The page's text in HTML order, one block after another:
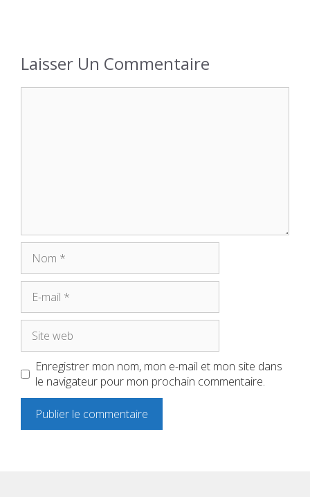
Laisser Un Commentaire
mail
web
Enregistrer mon nom, mon e-mail et mon site dans
le navigateur pour mon prochain commentaire.